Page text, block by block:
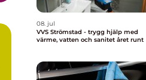
08. jul
VVS Strömstad - trygg hjälp med
värme, vatten och sanitet året runt